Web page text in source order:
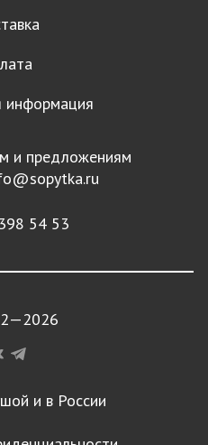
информация
и предложениям
54 53
и в России